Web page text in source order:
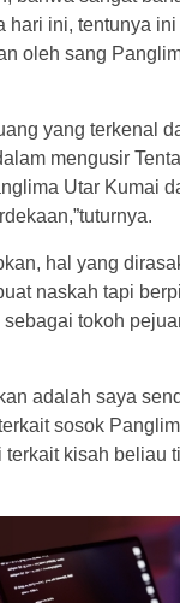
hari ini, tentunya
oleh sang
yang terkenal
mengusir
Utar Kumai
hal yang
naskah tapi
tokoh
adalah saya
sosok
kisah beliau